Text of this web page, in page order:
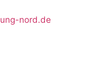
nord.de